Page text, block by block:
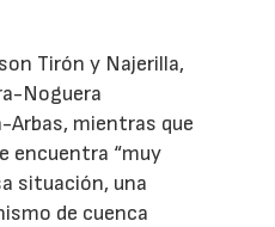
Tirón y Najerilla,
Noguera
Arbas, mientras que
encuentra “muy
situación, una
de cuenca